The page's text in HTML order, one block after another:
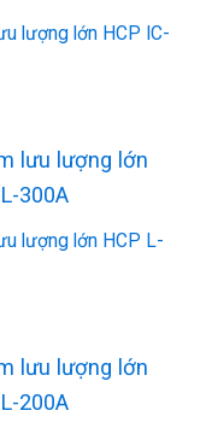
lượng lớn HCP IC-
lượng lớn HCP L-